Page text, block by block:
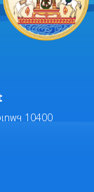
ทพฯ 10400